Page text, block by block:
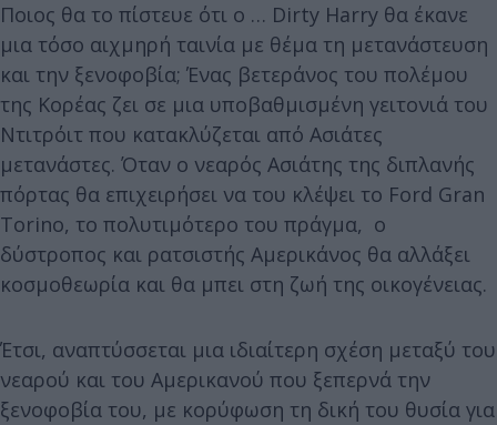
Ποιος θα το πίστευε ότι ο … Dirty Harry θα έκανε
μια τόσο αιχμηρή ταινία με θέμα τη μετανάστευση
και την ξενοφοβία; Ένας βετεράνος του πολέμου
της Κορέας ζει σε μια υποβαθμισμένη γειτονιά του
Ντιτρόιτ που κατακλύζεται από Ασιάτες
μετανάστες. Όταν ο νεαρός Ασιάτης της διπλανής
πόρτας θα επιχειρήσει να του κλέψει το Ford Gran
Torino, το πολυτιμότερο του πράγμα, ο
δύστροπος και ρατσιστής Αμερικάνος θα αλλάξει
κοσμοθεωρία και θα μπει στη ζωή της οικογένειας.
Έτσι, αναπτύσσεται μια ιδιαίτερη σχέση μεταξύ του
νεαρού και του Αμερικανού που ξεπερνά την
ξενοφοβία του, με κορύφωση τη δική του θυσία για